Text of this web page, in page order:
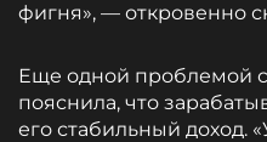
фигня», — откровенно
Еще одной проблемой
пояснила, что
его стабильный доход.